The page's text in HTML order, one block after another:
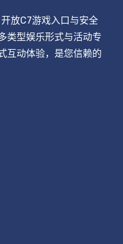
放C7游戏入口与安全
类型娱乐形式与活动专
互动体验，是您信赖的